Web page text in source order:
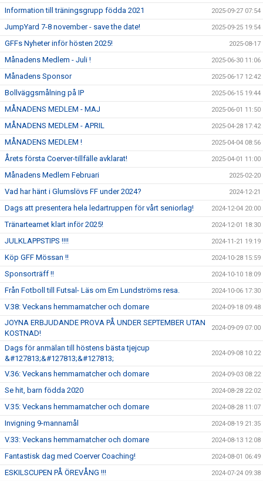
Information till träningsgrupp födda 2021 2025-09-27 07:54
JumpYard 7-8 november - save the date! 2025-09-25 19:54
GFFs Nyheter inför hösten 2025! 2025-08-17
Månadens Medlem - Juli ! 2025-06-30 11:06
Månadens Sponsor 2025-06-17 12:42
Bollväggsmålning på IP 2025-06-15 19:44
MÅNADENS MEDLEM - MAJ 2025-06-01 11:50
MÅNADENS MEDLEM - APRIL 2025-04-28 17:42
MÅNADENS MEDLEM ! 2025-04-04 08:56
Årets första Coerver-tillfälle avklarat! 2025-04-01 11:00
Månadens Medlem Februari 2025-02-20
Vad har hänt i Glumslövs FF under 2024? 2024-12-21
Dags att presentera hela ledartruppen för vårt seniorlag! 2024-12-04 20:00
Tränarteamet klart inför 2025! 2024-12-01 18:30
JULKLAPPSTIPS !!!! 2024-11-21 19:19
Köp GFF Mössan !! 2024-10-28 15:59
Sponsorträff !! 2024-10-10 18:09
Från Fotboll till Futsal- Läs om Em Lundströms resa. 2024-10-06 17:30
V.38: Veckans hemmamatcher och domare 2024-09-18 09:48
JOYNA ERBJUDANDE PROVA PÅ UNDER SEPTEMBER UTAN
KOSTNAD!
2024-09-09 07:00
Dags för anmälan till höstens bästa tjejcup
&#127813;&#127813;&#127813;
2024-09-08 10:22
V.36: Veckans hemmamatcher och domare 2024-09-03 08:22
Se hit, barn födda 2020 2024-08-28 22:02
V.35: Veckans hemmamatcher och domare 2024-08-28 11:07
Invigning 9-mannamål 2024-08-19 21:35
V.33: Veckans hemmamatcher och domare 2024-08-13 12:08
Fantastisk dag med Coerver Coaching! 2024-08-01 06:49
ESKILSCUPEN PÅ ÖREVÅNG !!! 2024-07-24 09:38